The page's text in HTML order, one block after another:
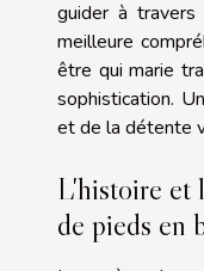
guider à
meilleure
être qui marie
sophistication.
et de la détente
L'histoire et
de pieds en